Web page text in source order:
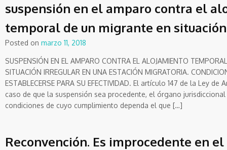
suspensión en el amparo contra el
temporal de un migrante en
Posted on marzo 11, 2018
SUSPENSIÓN EN EL AMPARO CONTRA EL ALOJAMIENTO
SITUACIÓN IRREGULAR EN UNA ESTACIÓN MIGRATORIA.
ESTABLECERSE PARA SU EFECTIVIDAD. El artículo 147 de la Ley
caso de que la suspensión sea procedente, el órgano
condiciones de cuyo cumplimiento dependa el que […]
Reconvención. Es improcedente en